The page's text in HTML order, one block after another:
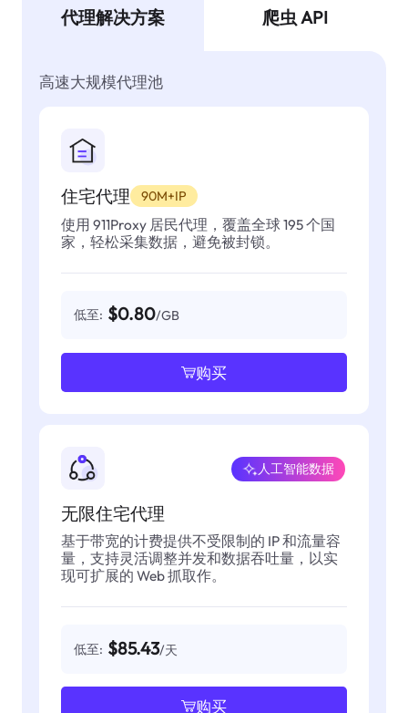
代理解决方案 爬虫 API
高速大规模代理池
住宅代理 90M+IP
使用 911Proxy 居民代理，覆盖全球 195 个国
家，轻松采集数据，避免被封锁。
低至: $0.80/GB
购买
无限住宅代理
人工智能数据
基于带宽的计费提供不受限制的 IP 和流量容
量，支持灵活调整并发和数据吞吐量，以实
现可扩展的 Web 抓取作。
低至: $85.43/天
购买